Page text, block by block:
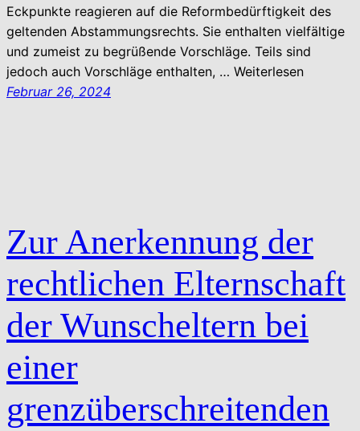
Eckpunkte reagieren auf die Reformbedürftigkeit des
geltenden Abstammungsrechts. Sie enthalten vielfältige
und zumeist zu begrüßende Vorschläge. Teils sind
jedoch auch Vorschläge enthalten, … Weiterlesen
Februar 26, 2024
Zur Anerkennung der
rechtlichen Elternschaft
der Wunscheltern bei
einer
grenzüberschreitenden